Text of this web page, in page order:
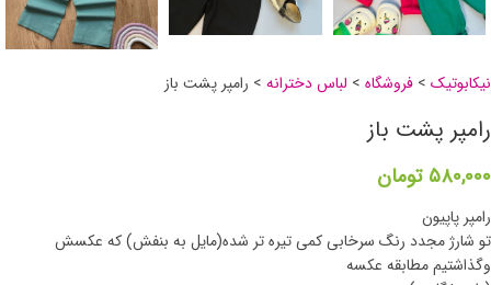
نیکابوتیک > فروشگاه > لباس دخترانه > رامپر پشت باز
رامپر پشت باز
۵۸۰,۰۰۰ تومان
رامپر پاپیون
تو شارژ مجدد رنگ سرخابی کمی تیره تر شده(مایل به بنفش) که عکسش
و‌گذاشتیم مطابقه عکسه